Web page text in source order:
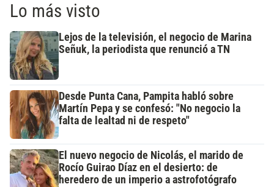
Lo más visto
Lejos de la televisión, el negocio de Marina
Señuk, la periodista que renunció a TN
Desde Punta Cana, Pampita habló sobre
Martín Pepa y se confesó: "No negocio la
falta de lealtad ni de respeto"
El nuevo negocio de Nicolás, el marido de
Rocío Guirao Díaz en el desierto: de
heredero de un imperio a astrofotógrafo